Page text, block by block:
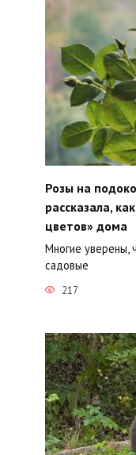
Розы на
рассказала,
цветов» дома
Многие уверены,
садовые
217